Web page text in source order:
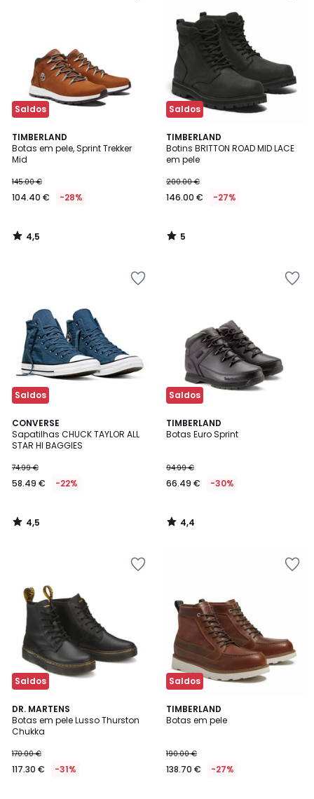
Saldos
TIMBERLAND
Botas em pele, Sprint Trekker
Mid
145.00 €
104.40 € -28%
4,5
/ 5
4,5
/
Saldos
TIMBERLAND
Botins BRITTON ROAD MID LACE
em pele
200.00 €
146.00 € -27%
5
/
5
5
/
Saldos
CONVERSE
Sapatilhas CHUCK TAYLOR ALL
STAR HI BAGGIES
74.99 €
58.49 € -22%
4,5
/ 5
4,5
/
Saldos
TIMBERLAND
Botas Euro Sprint
94.99 €
66.49 € -30%
4,4
/ 5
4,4
/
Saldos
DR. MARTENS
Botas em pele Lusso Thurston
Chukka
170.00 €
117.30 € -31%
5
/
5
Saldos
TIMBERLAND
Botas em pele
190.00 €
138.70 € -27%